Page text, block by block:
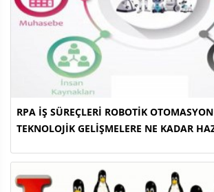
RPA İŞ SÜREÇLERİ ROBOTİK
TEKNOLOJİK GELİŞMELERE NE KADAR